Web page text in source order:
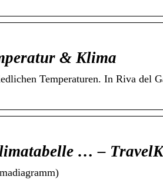
& Klima
Temperaturen. In Riva del
… –